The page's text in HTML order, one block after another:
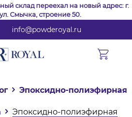
склад переехал на новый адрес: г.
Смычка, строение 50.
info@powderoyal.ru
Эпоксидно-полиэфирная
Эпоксидно-полиэфирная